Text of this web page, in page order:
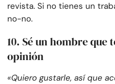
revista. Si no tienes un
no-no.
10. Sé un hombre que
opinión
«Quiero gustarle, así que